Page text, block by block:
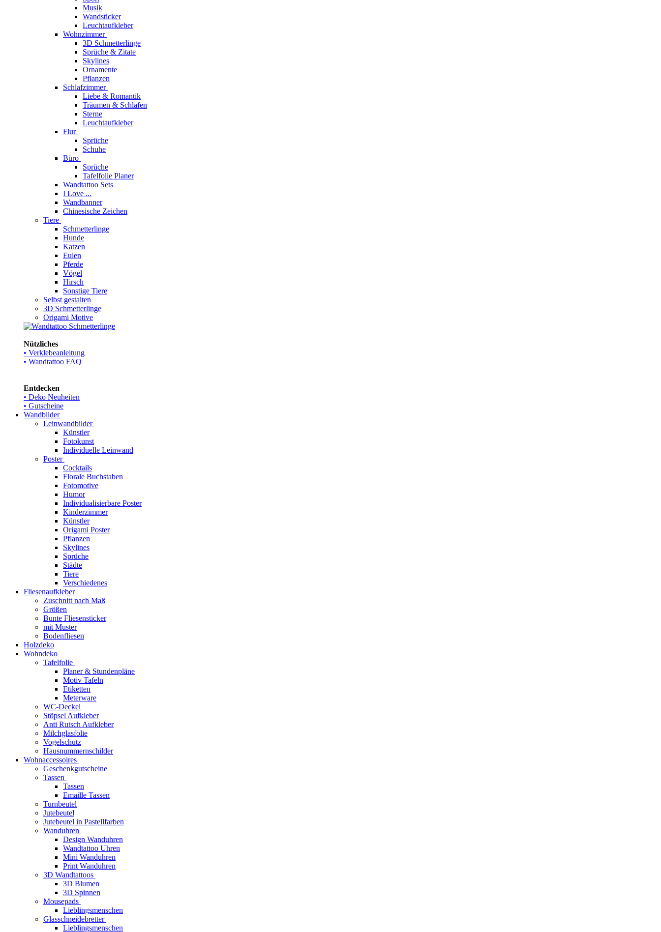
Musik
Wandsticker
Leuchtaufkleber
Wohnzimmer
3D Schmetterlinge
Sprüche & Zitate
Skylines
Ornamente
Pflanzen
Schlafzimmer
Liebe & Romantik
Träumen & Schlafen
Sterne
Leuchtaufkleber
Flur
Sprüche
Schuhe
Büro
Sprüche
Tafelfolie Planer
Wandtattoo Sets
I Love ...
Wandbanner
Chinesische Zeichen
Tiere
Schmetterlinge
Hunde
Katzen
Eulen
Pferde
Vögel
Hirsch
Sonstige Tiere
Selbst gestalten
3D Schmetterlinge
Origami Motive
Nützliches
• Verklebeanleitung
• Wandtattoo FAQ
Entdecken
• Deko Neuheiten
• Gutscheine
Wandbilder
Leinwandbilder
Künstler
Fotokunst
Individuelle Leinwand
Poster
Cocktails
Florale Buchstaben
Fotomotive
Humor
Individualisierbare Poster
Kinderzimmer
Künstler
Origami Poster
Pflanzen
Skylines
Sprüche
Städte
Tiere
Verschiedenes
Fliesenaufkleber
Zuschnitt nach Maß
Größen
Bunte Fliesensticker
mit Muster
Bodenfliesen
Holzdeko
Wohndeko
Tafelfolie
Planer & Stundenpläne
Motiv Tafeln
Etiketten
Meterware
WC-Deckel
Stöpsel Aufkleber
Anti Rutsch Aufkleber
Milchglasfolie
Vogelschutz
Hausnummernschilder
Wohnaccessoires
Geschenkgutscheine
Tassen
Tassen
Emaille Tassen
Turnbeutel
Jutebeutel
Jutebeutel in Pastellfarben
Wanduhren
Design Wanduhren
Wandtattoo Uhren
Mini Wanduhren
Print Wanduhren
3D Wandtattoos
3D Blumen
3D Spinnen
Mousepads
Lieblingsmenschen
Glasschneidebretter
Lieblingsmenschen